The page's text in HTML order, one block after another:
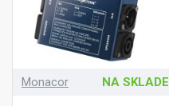
Monacor NA SKLADE